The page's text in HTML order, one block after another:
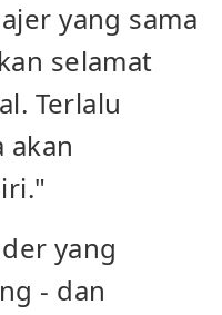
yang sama
selamat
Terlalu
akan
yang
- dan